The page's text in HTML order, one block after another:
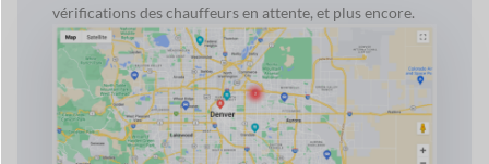
vérifications des chauffeursen attente, et plus encore.